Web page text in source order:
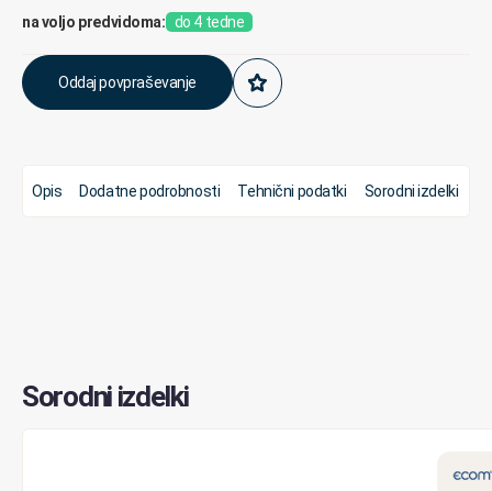
na voljo predvidoma: do 4 tedne
Oddaj povpraševanje
Opis Dodatne podrobnosti Tehnični podatki Sorodni izdelki
Sorodni izdelki